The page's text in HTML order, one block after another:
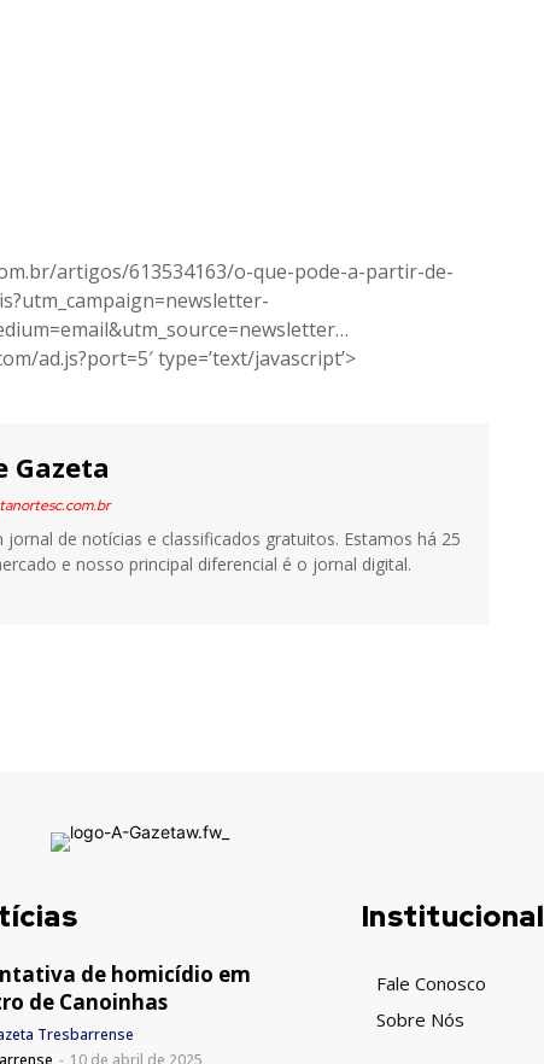
artigos/613534163/o-que-pode-a-partir-de-
ad.js?port=5′ type=’text/javascript’>
Gazeta
jornal de notícias e classificados gratuitos. Estamos há 25
e nosso principal diferencial é o jornal digital.
de homicídio em
de Canoinhas
- 10 de abril de 2025
Institucional
Fale Conosco
Sobre Nós